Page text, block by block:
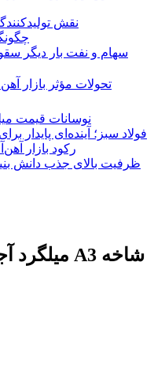
نقش
سهام و نفت بار دیگر
تحولات مؤثر بازار
نوسانات قیمت
فولاد سبز؛ آینده‌ای پایدار
رکود بازار
ظرفیت بالای جذب دانش‌